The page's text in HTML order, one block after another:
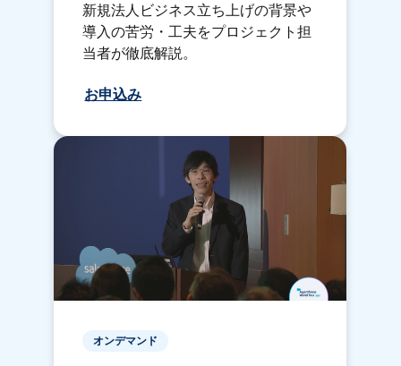
新規法人ビジネス立ち上げの背景や
導入の苦労・工夫をプロジェクト担
当者が徹底解説。
お申込み
オンデマンド